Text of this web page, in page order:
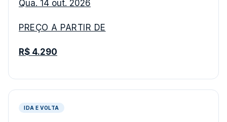
Qua. 14 out. 2026
PREÇO A PARTIR DE
R$ 4.290
IDA E VOLTA